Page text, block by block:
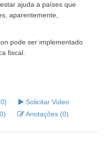
ajuda a países que
aparentemente,
pode ser implementado
fiscal.
Solicitar Video
Anotações (0)